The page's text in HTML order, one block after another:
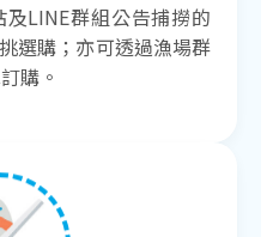
LINE群組公告捕撈的
選購；亦可透過漁場群
購。